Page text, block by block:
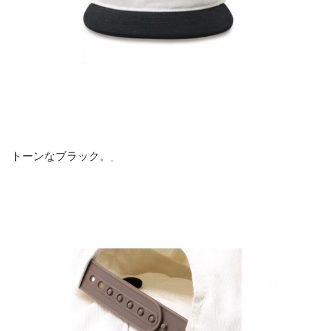
トーンなブラック。